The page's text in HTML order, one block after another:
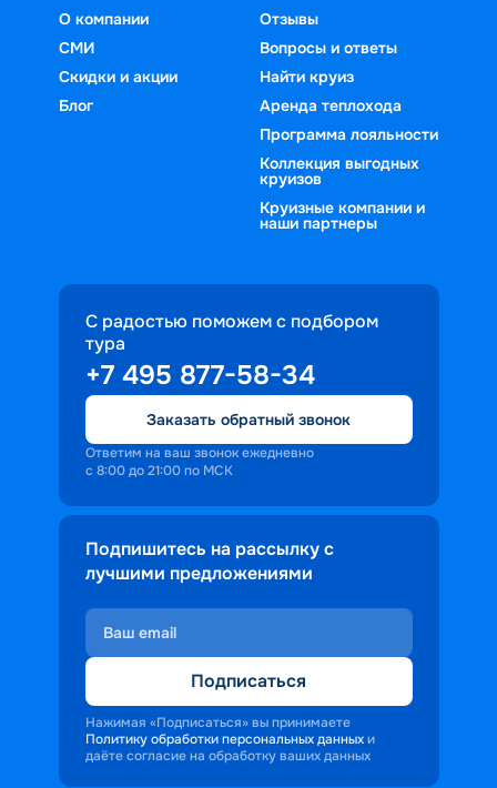
О компании
СМИ
Скидки и акции
Блог
Отзывы
Вопросы и ответы
Найти круиз
Аренда теплохода
Программа лояльности
Коллекция выгодных
круизов
Круизные компании и
наши партнеры
С радостью поможем с подбором
тура
+7 495 877-58-34
Заказать обратный звонок
Ответим на ваш звонок ежедневно
с 8:00 до 21:00 по МСК
Подпишитесь на рассылку с
лучшими предложениями
Подписаться
Нажимая «Подписаться» вы принимаете
Политику обработки персональных данных и
даёте согласие на обработку ваших данных